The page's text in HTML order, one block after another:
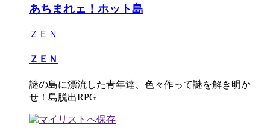
あちまれェ！ホット島
ＺＥＮ
ＺＥＮ
謎の島に漂流した青年達、色々作って謎を解き明か
せ！島脱出RPG